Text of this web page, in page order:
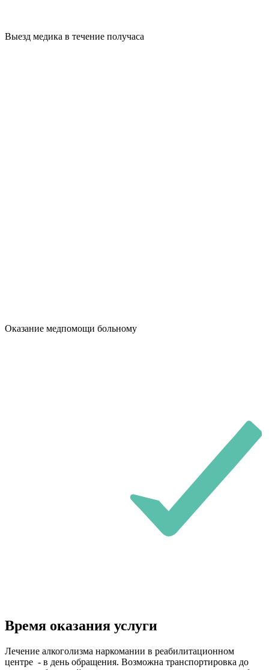
Выезд медика в течение получаса
Оказание медпомощи больному
Время оказания услуги
Лечение алкоголизма наркомании в реабилитационном
центре - в день обращения. Возможна транспортировка до